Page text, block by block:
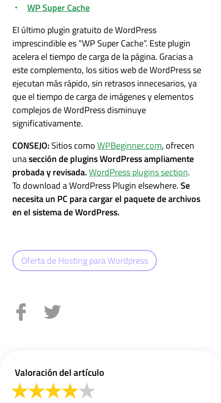
WP Super Cache
El último plugin gratuito de WordPress
imprescindible es “WP Super Cache”. Este plugin
acelera el tiempo de carga de la página. Gracias a
este complemento, los sitios web de WordPress se
ejecutan más rápido, sin retrasos innecesarios, ya
que el tiempo de carga de imágenes y elementos
complejos de WordPress disminuye
significativamente.
CONSEJO:Sitios comoWPBeginner.com, ofrecen
unasección de plugins WordPress ampliamente
probada y revisada.WordPress plugins section.
To download a WordPress Plugin elsewhere.Se
necesita un PC para cargar el paquete de archivos
en el sistema de WordPress.
Oferta de Hosting para Wordpress
Valoración del artículo